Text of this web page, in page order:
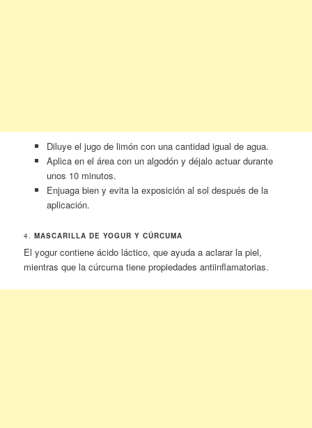
Diluye el jugo de limón con una cantidad igual de agua.
Aplica en el área con un algodón y déjalo actuar durante
unos 10 minutos.
Enjuaga bien y evita la exposición al sol después de la
aplicación.
4.MASCARILLA DE YOGUR Y CÚRCUMA
El yogur contiene ácido láctico, que ayuda a aclarar la piel,
mientras que la cúrcuma tiene propiedades antiinflamatorias.